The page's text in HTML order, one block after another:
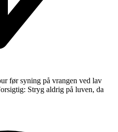
før syning på vrangen ved lav
Stryg aldrig på luven, da